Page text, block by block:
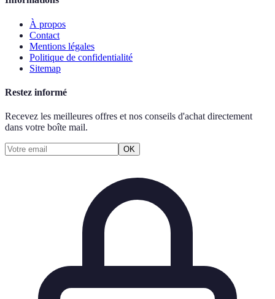
À propos
Contact
Mentions légales
Politique de confidentialité
Sitemap
Restez informé
Recevez les meilleures offres et nos conseils d'achat directement
dans votre boîte mail.
OK